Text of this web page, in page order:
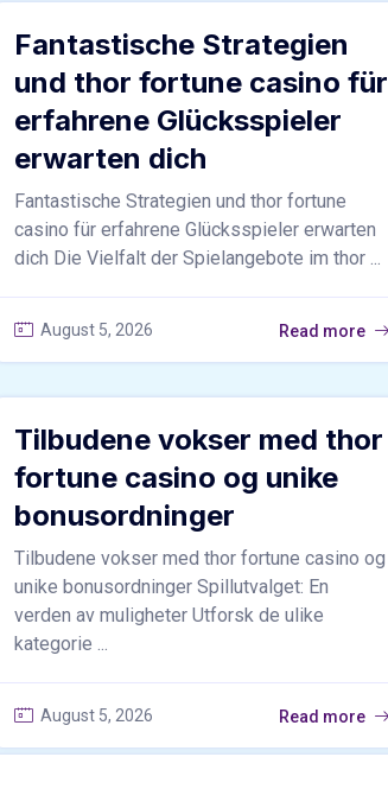
Fantastische Strategien
und thor fortune casino für
erfahrene Glücksspieler
erwarten dich
Fantastische Strategien und thor fortune
casino für erfahrene Glücksspieler erwarten
dich Die Vielfalt der Spielangebote im thor ...
August 5, 2026 Read more
Tilbudene vokser med thor
fortune casino og unike
bonusordninger
Tilbudene vokser med thor fortune casino og
unike bonusordninger Spillutvalget: En
verden av muligheter Utforsk de ulike
kategorie ...
August 5, 2026 Read more